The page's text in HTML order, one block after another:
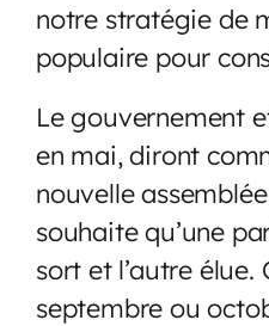
notre stratégie de
populaire pour
Le gouvernement
en mai, diront
nouvelle
souhaite qu’une
sort et l’autre
septembre ou